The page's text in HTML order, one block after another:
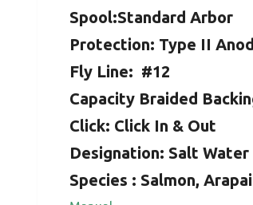
Spool:Standard Arbor
Protection: Type II
Fly Line: #12
Capacity Braided
Click: Click In & Out
Designation: Salt
Species : Salmon,